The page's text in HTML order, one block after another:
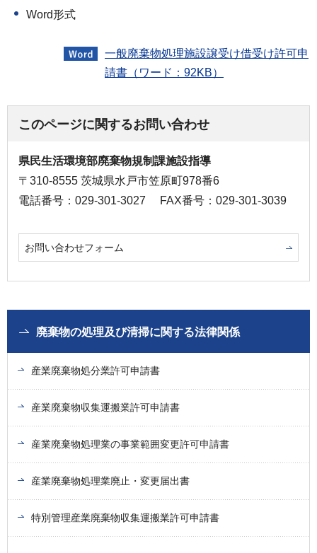
Word形式
一般廃棄物処理施設譲受け借受け許可申
請書（ワード：92KB）
このページに関するお問い合わせ
県民生活環境部廃棄物規制課施設指導
〒310-8555 茨城県水戸市笠原町978番6
電話番号：029-301-3027
FAX番号：029-301-3039
お問い合わせフォーム
廃棄物の処理及び清掃に関する法律関係
産業廃棄物処分業許可申請書
産業廃棄物収集運搬業許可申請書
産業廃棄物処理業の事業範囲変更許可申請書
産業廃棄物処理業廃止・変更届出書
特別管理産業廃棄物収集運搬業許可申請書